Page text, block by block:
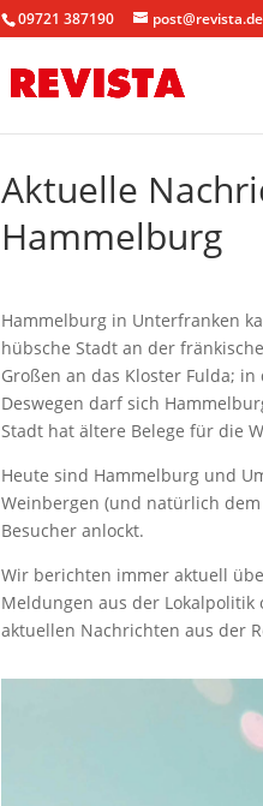
09721 387190 post@revista.de
Aktuelle
Hammelburg
Hammelburg in Unterfranken
hübsche Stadt an der
Großen an das Kloster Fulda;
Deswegen darf sich
Stadt hat ältere Belege für die
Heute sind Hammelburg und
Weinbergen (und natürlich
Besucher anlockt.
Wir berichten immer aktuell
Meldungen aus der
aktuellen Nachrichten aus der